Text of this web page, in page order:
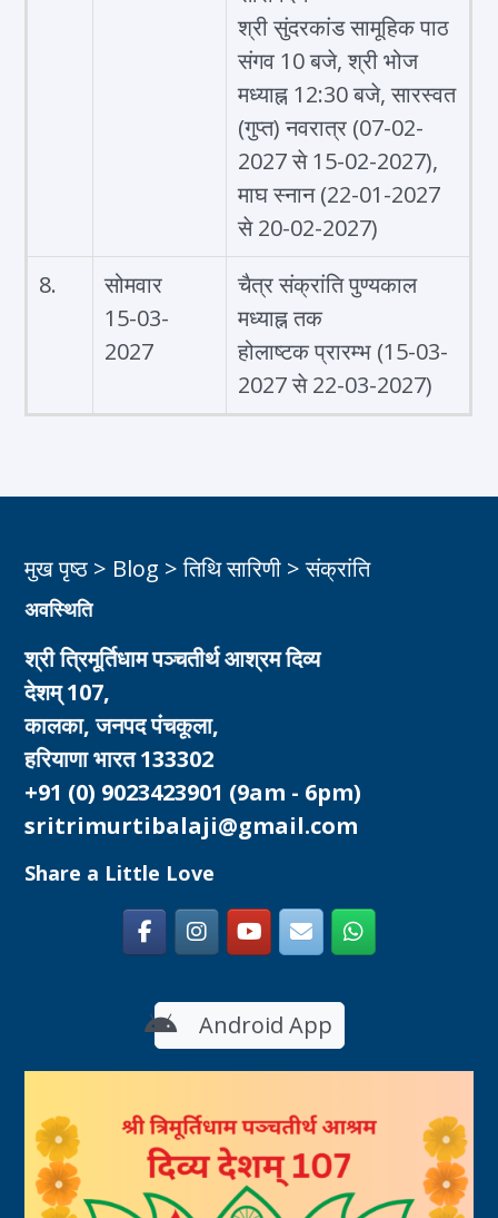
श्री सुंदरकांड सामूहिक पाठ
संगव 10 बजे, श्री भोज
मध्याह्न 12:30 बजे, सारस्वत
(गुप्त) नवरात्र (07-02-
2027 से 15-02-2027),
माघ स्नान (22-01-2027
से 20-02-2027)
8.
सोमवार
15-03-
2027
चैत्र संक्रांति पुण्यकाल
मध्याह्न तक
होलाष्टक प्रारम्भ (15-03-
2027 से 22-03-2027)
मुख पृष्ठ > Blog >तिथि सारिणी >संक्रांति
अवस्थिति
श्री त्रिमूर्तिधाम पञ्चतीर्थ आश्रम दिव्य
देशम् 107,
कालका, जनपद पंचकूला,
हरियाणा भारत 133302
+91 (0) 9023423901 (9am - 6pm)
sritrimurtibalaji@gmail.com
Share a Little Love
Android App